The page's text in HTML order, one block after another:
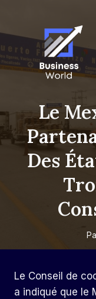
content
Le
Des
Le Conseil de
a indiqué que le